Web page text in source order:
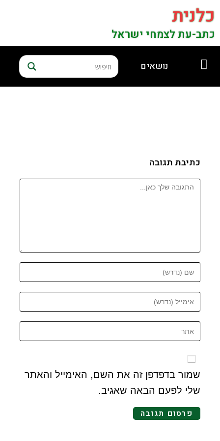
כלנית
כתב-עת לצמחי ישראל
נושאים
כתיבת תגובה
שמור בדפדפן זה את השם, האימייל והאתר
שלי לפעם הבאה שאגיב.